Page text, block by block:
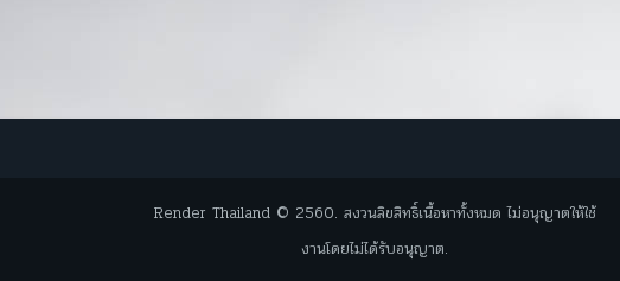
Render Thailand © 2560. สงวนลิขสิทธิ์เนื้อหาทั้งหมด ไม่อนุญาตให้ใช้
งานโดยไม่ได้รับอนุญาต.